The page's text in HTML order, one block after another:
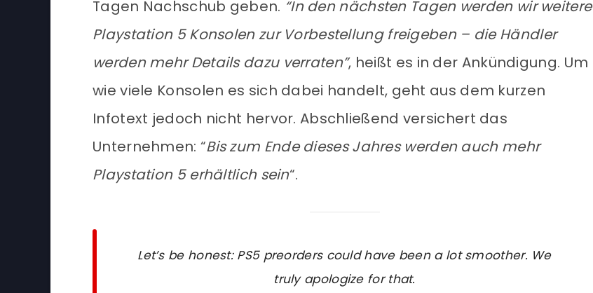
Tagen Nachschub geben. “In den nächsten Tagen werden wir weitere
Playstation 5 Konsolen zur Vorbestellung freigeben – die Händler
werden mehr Details dazu verraten”, heißt es in der Ankündigung. Um
wie viele Konsolen es sich dabei handelt, geht aus dem kurzen
Infotext jedoch nicht hervor. Abschließend versichert das
Unternehmen: “Bis zum Ende dieses Jahres werden auch mehr
Playstation 5 erhältlich sein“.
Let’s be honest: PS5 preorders could have been a lot smoother. We
truly apologize for that.